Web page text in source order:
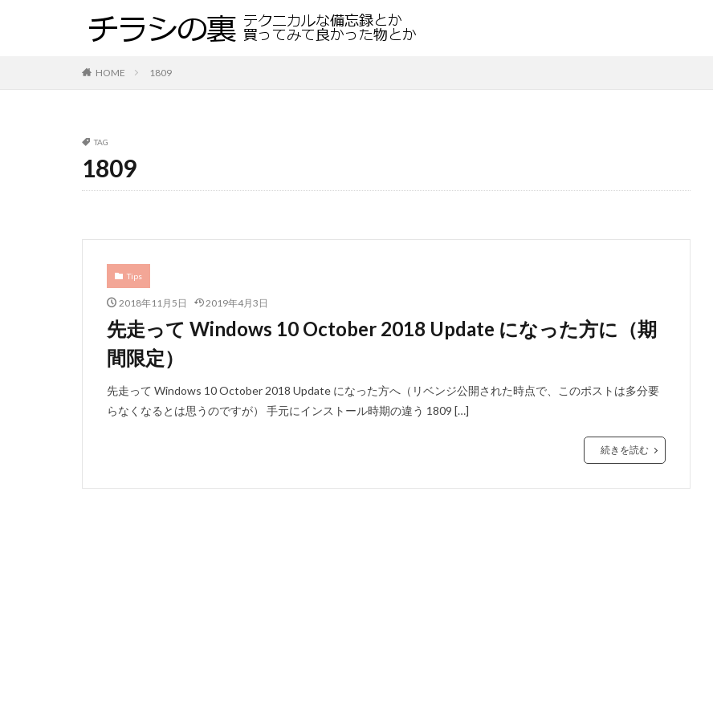
HOME 1809
TAG
1809
Tips
2018年11月5日 2019年4月3日
先走って Windows 10 October 2018 Update になった方に（期
間限定）
先走って Windows 10 October 2018 Update になった方へ（リベンジ公開された時点で、このポストは多分要
らなくなるとは思うのですが） 手元にインストール時期の違う 1809 […]
続きを読む